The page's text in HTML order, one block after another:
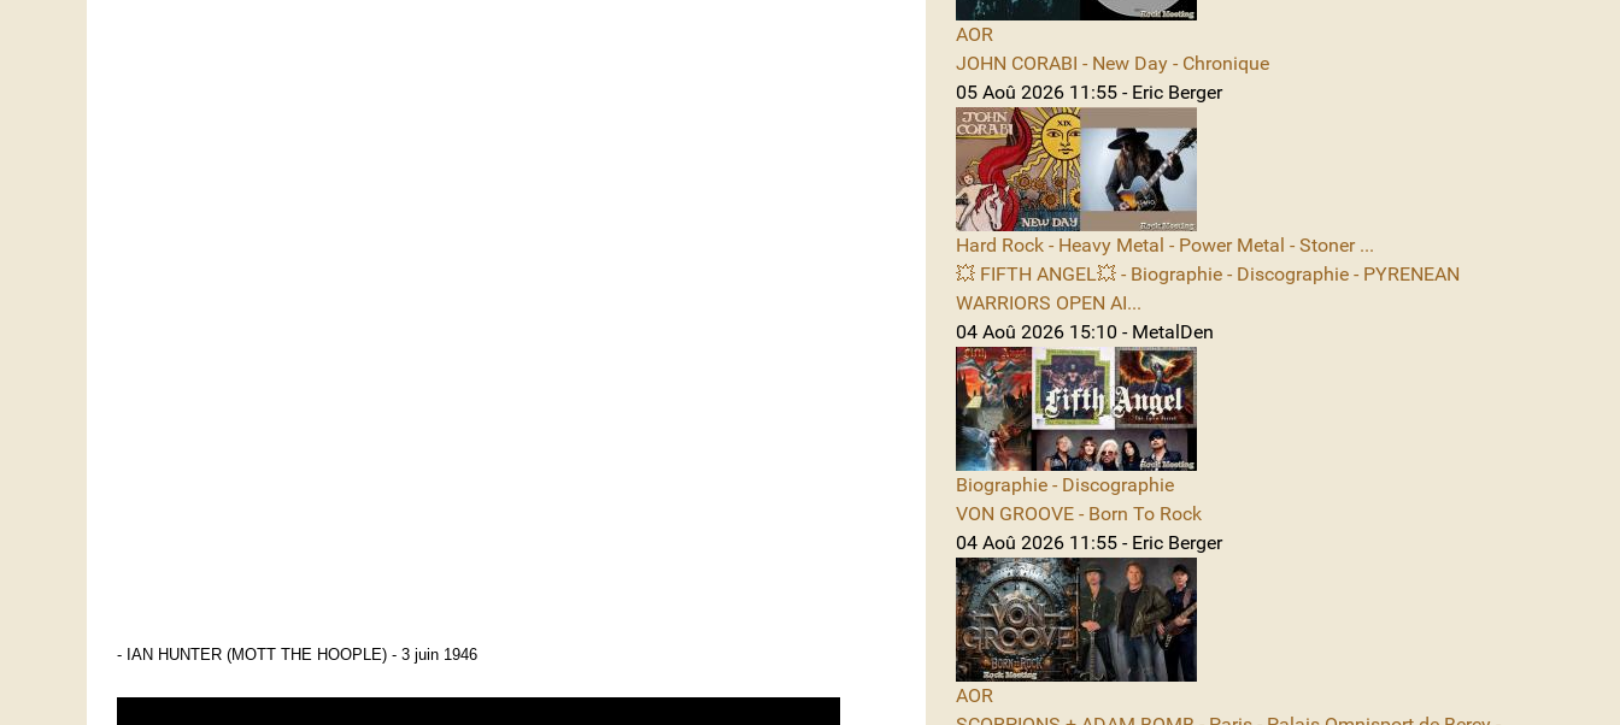
- IAN HUNTER (MOTT THE HOOPLE) - 3 juin 1946
AOR
JOHN CORABI - New Day - Chronique
05 Aoû 2026 11:55 - Eric Berger
Hard Rock - Heavy Metal - Power Metal - Stoner ...
💥 FIFTH ANGEL💥 - Biographie - Discographie - PYRENEAN
WARRIORS OPEN AI...
04 Aoû 2026 15:10 - MetalDen
Biographie - Discographie
VON GROOVE - Born To Rock
04 Aoû 2026 11:55 - Eric Berger
AOR